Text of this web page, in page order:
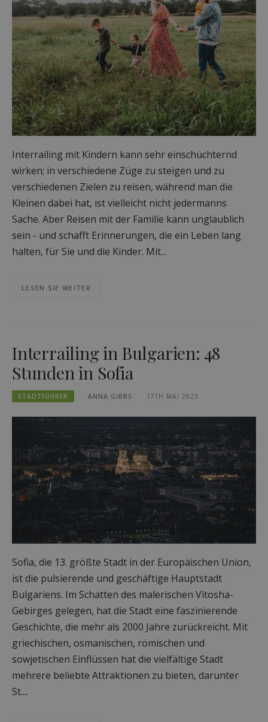
Interrailing mit Kindern kann sehr einschüchternd
wirken; in verschiedene Züge zu steigen und zu
verschiedenen Zielen zu reisen, während man die
Kleinen dabei hat, ist vielleicht nicht jedermanns
Sache. Aber Reisen mit der Familie kann unglaublich
sein - und schafft Erinnerungen, die ein Leben lang
halten, für Sie und die Kinder. Mit...
LESEN SIE WEITER
Interrailing in Bulgarien: 48
Stunden in Sofia
STADTFÜHRER ANNA GIBBS 17TH MAI 2023
Sofia, die 13. größte Stadt in der Europäischen Union,
ist die pulsierende und geschäftige Hauptstadt
Bulgariens. Im Schatten des malerischen Vitosha-
Gebirges gelegen, hat die Stadt eine faszinierende
Geschichte, die mehr als 2000 Jahre zurückreicht. Mit
griechischen, osmanischen, römischen und
sowjetischen Einflüssen hat die vielfältige Stadt
mehrere beliebte Attraktionen zu bieten, darunter
St....